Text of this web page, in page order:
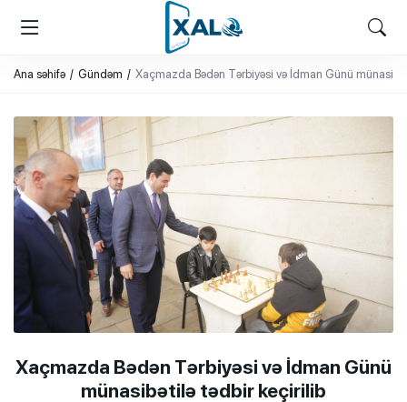
XALQ.ONLINE
ONLAYN PLATFORMA
Ana səhifə Gündəm Xaçmazda Bədən Tərbiyəsi və İdman Günü
Xaçmazda Bədən Tərbiyəsi və İdman Günü
münasibətilə tədbir keçirilib